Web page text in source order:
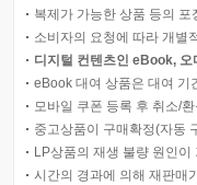
복제가 가능한 상품 등의
소비자의 요청에 따라 개별
디지털 컨텐츠인 eBook,
eBook 대여 상품은 대여 기
모바일 쿠폰 등록 후 취소/
중고상품이 구매확정(자동
LP상품의 재생 불량 원인
시간의 경과에 의해 재판매